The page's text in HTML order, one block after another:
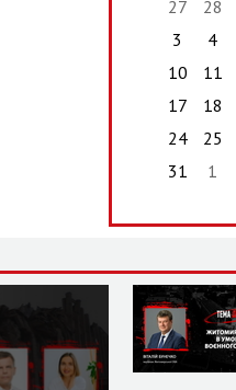
27
28
3
4
10
11
17
18
24
25
31
1